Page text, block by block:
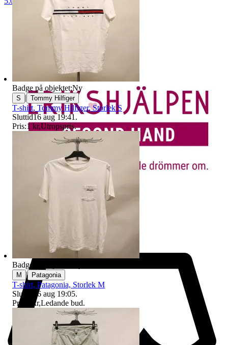
Badge på objektet:Ny
S | Tommy Hilfiger
T-shirt, Tommy Hilfiger, Storlek S
Sluttid16 aug 19:41 .
Pris:1 kr,Utropspris.
Badge på objektet:
M | Patagonia
T-shirt, Patagonia, Storlek M
Sluttid
16 aug 19:05.
Pris:
1 kr,Ledande bud.